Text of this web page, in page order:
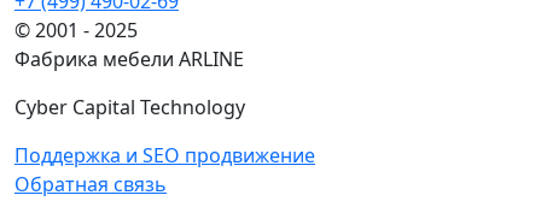
© 2001 - 2025
Фабрика мебели ARLINE
Cyber Capital Technology
Поддержка и SEO продвижение
Обратная связь